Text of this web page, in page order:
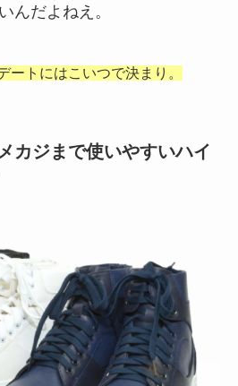
んだよねえ。
ートにはこいつで決まり。
カジまで使いやすいハイ